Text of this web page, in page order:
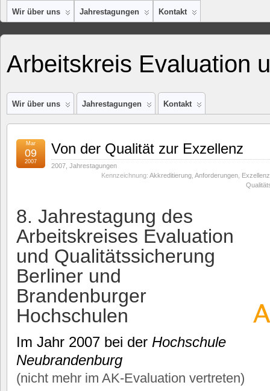
Wir über uns Jahrestagungen Kontakt
Arbeitskreis Evaluation
Wir über uns Jahrestagungen Kontakt
Von der Qualität zur Exzellenz
2007 Jahrestagungen
Kennzeichnung: Akkreditierung Anforderungen Exzellenz
Mar
09
2007
8. Jahrestagung des
Arbeitskreises Evaluation
und Qualitätssicherung
Berliner und
Brandenburger
Hochschulen
Im Jahr 2007 bei der Hochschule
Neubrandenburg
(nicht mehr im AK-Evaluation vertreten)